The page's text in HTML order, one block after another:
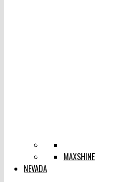
MAXSHINE
NEVADA